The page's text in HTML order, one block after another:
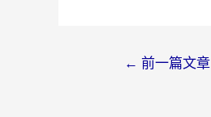
← 前一篇文章